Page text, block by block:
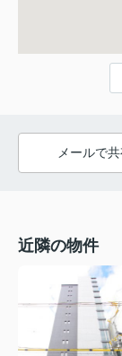
メールで
近隣の物件